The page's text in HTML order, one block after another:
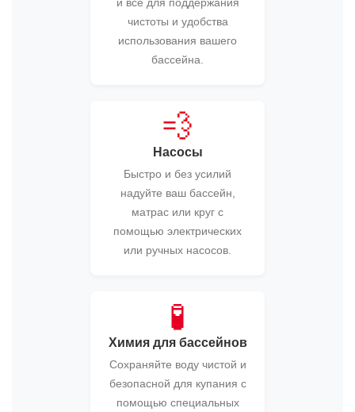
чистоты и удобства
использования вашего
бассейна.
💨
Насосы
Быстро и без усилий
надуйте ваш бассейн,
матрас или круг с
помощью электрических
или ручных насосов.
🧪
Химия для бассейнов
Сохраняйте воду чистой и
безопасной для купания с
помощью специальных